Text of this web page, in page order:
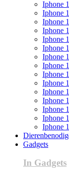
Iphone
Iphone
Iphone
Iphone
Iphone
Iphone
Iphone
Iphone
Iphone
Iphone
Iphone
Iphone
Iphone
Iphone
Iphone
Gadgets
In Gadgets